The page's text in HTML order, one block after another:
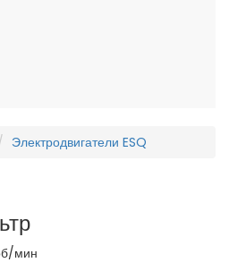
Электродвигатели ESQ
мин